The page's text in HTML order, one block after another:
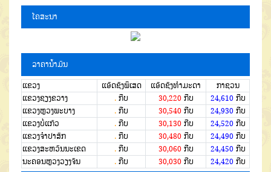
ໂຄສະນາ
ລາຄານໍ້າມັນ
ແຂວງ ແອັດຊັງພິເສດ ແອັດຊັງທຳມະດາ
ກາຊວນ
ແຂວງຊຽງຂວາງ
. ກີບ 30,220ກີບ 24,610ກີບ
ແຂວງຫຼວງພະບາງ
. ກີບ 30,540ກີບ 24,930ກີບ
ແຂວງບໍ່ແກ້ວ
. ກີບ 30,130ກີບ 24,520ກີບ
ແຂວງຈໍາປາສັກ
. ກີບ 30,480ກີບ 24,490ກີບ
ແຂວງສະຫວັນນະເຂດ
. ກີບ 30,060ກີບ 24,450ກີບ
ນະຄອນຫຼວງວຽງຈັນ
. ກີບ 30,030ກີບ 24,420ກີບ